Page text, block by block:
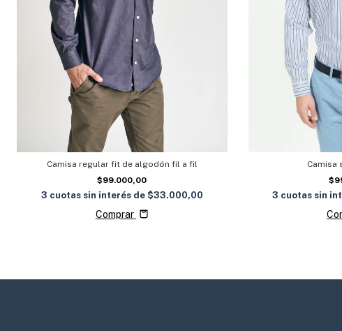
Camisa regular fit de algodón fil a fil
$99.000,00
3 cuotas sin interés de $33.000,00
Comprar
Camisa
3 cuotas sin